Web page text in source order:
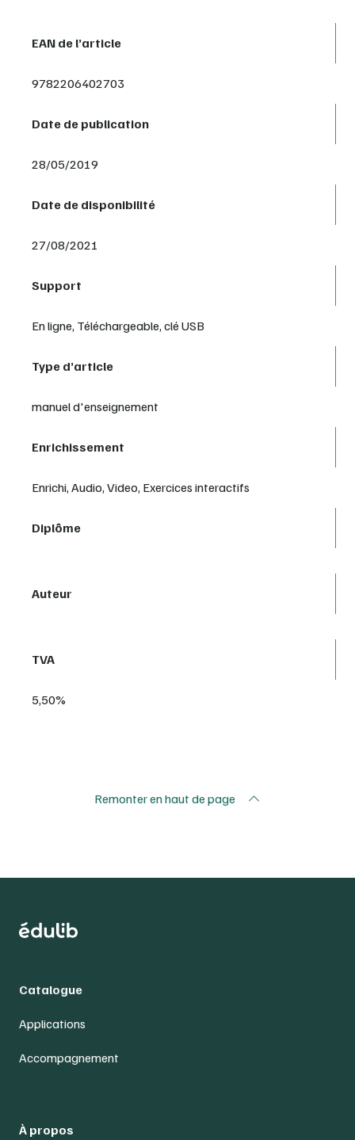
EAN de l’article
9782206402703
Date de publication
28/05/2019
Date de disponibilité
27/08/2021
Support
En ligne, Téléchargeable, clé USB
Type d’article
manuel d'enseignement
Enrichissement
Enrichi, Audio, Video, Exercices interactifs
Diplôme
Auteur
TVA
5,50%
Remonter en haut de page
Catalogue
Applications
Accompagnement
À propos